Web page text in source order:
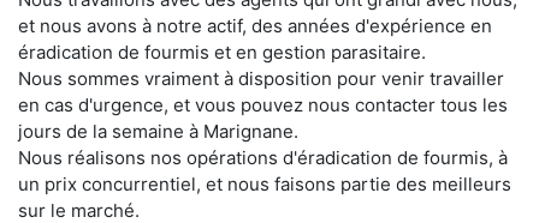
et nous avons à notre actif, des années d'expérience en
éradication de fourmis et en gestion parasitaire.
Nous sommes vraiment à disposition pour venir travailler
en cas d'urgence, et vous pouvez nous contacter tous les
jours de la semaine à Marignane.
Nous réalisons nos opérations d'éradication de fourmis, à
un prix concurrentiel, et nous faisons partie des meilleurs
sur le marché.